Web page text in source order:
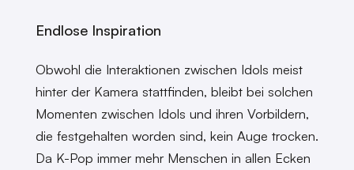
Endlose Inspiration
Obwohl die Interaktionen zwischen Idols meist
hinter der Kamera stattfinden, bleibt bei solchen
Momenten zwischen Idols und ihren Vorbildern,
die festgehalten worden sind, kein Auge trocken.
Da K-Pop immer mehr Menschen in allen Ecken